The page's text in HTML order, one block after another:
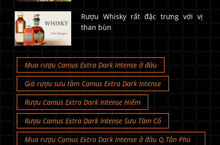
Rượu Whisky rất đặc trưng với vị
than bùn
Mua rượu Camus Extra Dark Intense ở đâu
Giá rượu sưu tầm Camus Extra Dark Intense
Rượu Camus Extra Dark Intense Hiếm
Rượu Camus Extra Dark Intense Sưu Tầm Cổ
Mua rượu Camus Extra Dark Intense ở đâu Q.Tân Phú